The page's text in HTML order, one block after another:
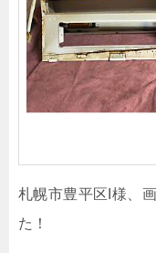
札幌市豊平区I様、
た！